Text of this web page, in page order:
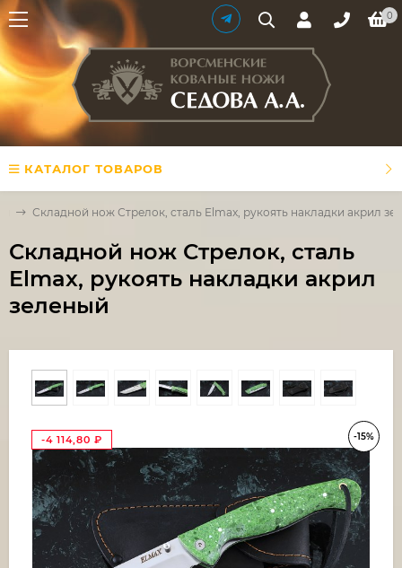
0
КАТАЛОГ ТОВАРОВ
Складной нож Стрелок, сталь Elmax, рукоять накладки акрил
Складной нож Стрелок, сталь
Elmax, рукоять накладки акрил
зеленый
-15%
-4 114,80 ₽